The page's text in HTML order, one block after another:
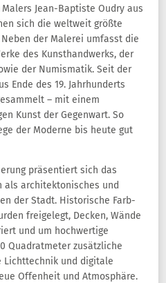
Jean-Baptiste Oudry aus
sich die weltweit größte
der Malerei umfasst die
des Kunsthandwerks, der
der Numismatik. Seit der
Ende des 19. Jahrhunderts
– mit einem
Kunst der Gegenwart. So
der Moderne bis heute gut
präsentiert sich das
als architektonisches und
der Stadt. Historische Farb-
freigelegt, Decken, Wände
und um hochwertige
Quadratmeter zusätzliche
Lichttechnik und digitale
Offenheit und Atmosphäre.